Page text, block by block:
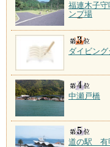
福連木子守
ンプ場
ダイビン
中瀬戸橋
道の駅 有